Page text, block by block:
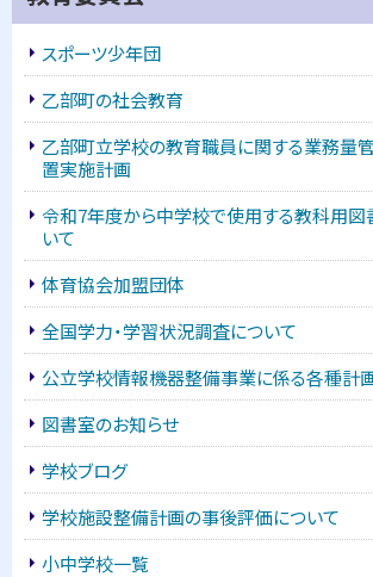
イ
ド
・
ニ
ュ
ー
スポーツ少年団
乙部町の社会教育
乙部町立学校の教育職員に関する業務量
置実施計画
令和7年度から中学校で使用する教科用
いて
体育協会加盟団体
全国学力・学習状況調査について
公立学校情報機器整備事業に係る各種計
図書室のお知らせ
学校ブログ
学校施設整備計画の事後評価について
小中学校一覧